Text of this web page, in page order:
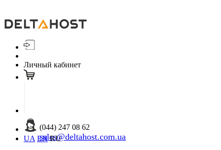
Личный кабинет
(044) 247 08 62
sales@deltahost.com.ua
UA EN RU